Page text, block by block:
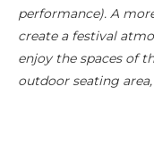
performance). A
create a festival
enjoy the spaces of
outdoor seating